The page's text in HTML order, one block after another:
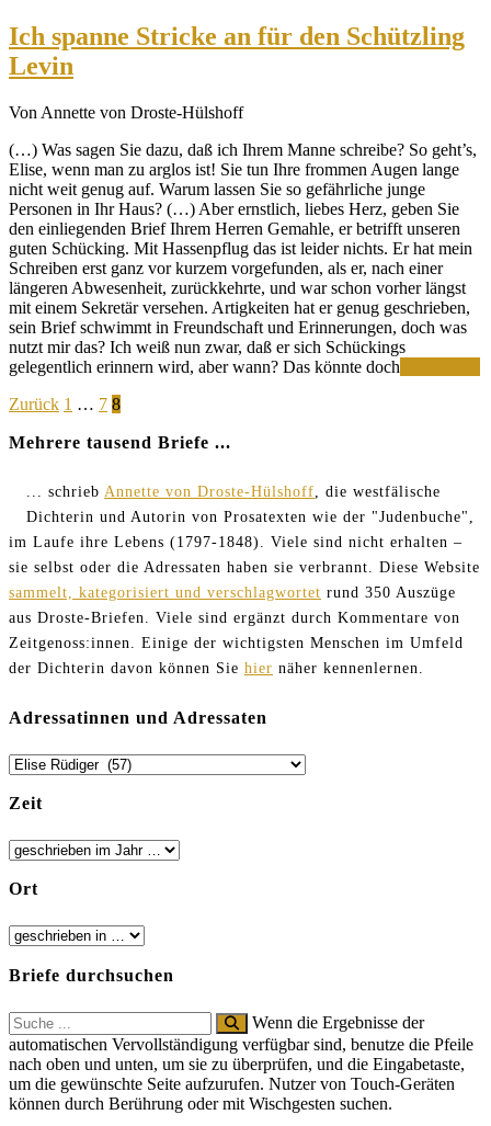
Ich spanne Stricke an für den Schützling
Levin
Von Annette von Droste-Hülshoff
(…) Was sagen Sie dazu, daß ich Ihrem Manne schreibe? So geht’s,
Elise, wenn man zu arglos ist! Sie tun Ihre frommen Augen lange
nicht weit genug auf. Warum lassen Sie so gefährliche junge
Personen in Ihr Haus? (…) Aber ernstlich, liebes Herz, geben Sie
den einliegenden Brief Ihrem Herren Gemahle, er betrifft unseren
guten Schücking. Mit Hassenpflug das ist leider nichts. Er hat mein
Schreiben erst ganz vor kurzem vorgefunden, als er, nach einer
längeren Abwesenheit, zurückkehrte, und war schon vorher längst
mit einem Sekretär versehen. Artigkeiten hat er genug geschrieben,
sein Brief schwimmt in Freundschaft und Erinnerungen, doch was
nutzt mir das? Ich weiß nun zwar, daß er sich Schückings
gelegentlich erinnern wird, aber wann? Das könnte doch
Seitennummerierung
der
Zurück Page
1 … Page
7 Page
8
Mehrere tausend Briefe ...
... schrieb Annette von Droste-Hülshoff , die westfälische
Dichterin und Autorin von Prosatexten wie der "Judenbuche",
im Laufe ihre Lebens (1797-1848). Viele sind nicht erhalten –
sie selbst oder die Adressaten haben sie verbrannt. Diese Website
sammelt, kategorisiert und verschlagwortet rund 350 Auszüge
aus Droste-Briefen. Viele sind ergänzt durch Kommentare von
Zeitgenoss:innen. Einige der wichtigsten Menschen im Umfeld
der Dichterin davon können Sie hier näher kennenlernen.
Adressatinnen und Adressaten
Zeit
Ort
Briefe durchsuchen
Search
for:
Wenn die Ergebnisse der
automatischen Vervollständigung verfügbar sind, benutze die Pfeile
nach oben und unten, um sie zu überprüfen, und die Eingabetaste,
um die gewünschte Seite aufzurufen. Nutzer von Touch-Geräten
können durch Berührung oder mit Wischgesten suchen.